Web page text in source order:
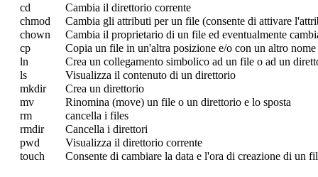
cd
Cambia il direttorio corrente
chmod
Cambia gli attributi per un file (consente di attivare
chown
Cambia il proprietario di un file ed eventualmente
cp
Copia un file in un'altra posizione e/o con un altro nome
ln
Crea un collegamento simbolico ad un file o ad un
ls
Visualizza il contenuto di un direttorio
mkdir
Crea un direttorio
mv
Rinomina (move) un file o un direttorio e lo sposta
rm
cancella i files
rmdir
Cancella i direttori
pwd
Visualizza il direttorio corrente
touch
Consente di cambiare la data e l'ora di creazione di un